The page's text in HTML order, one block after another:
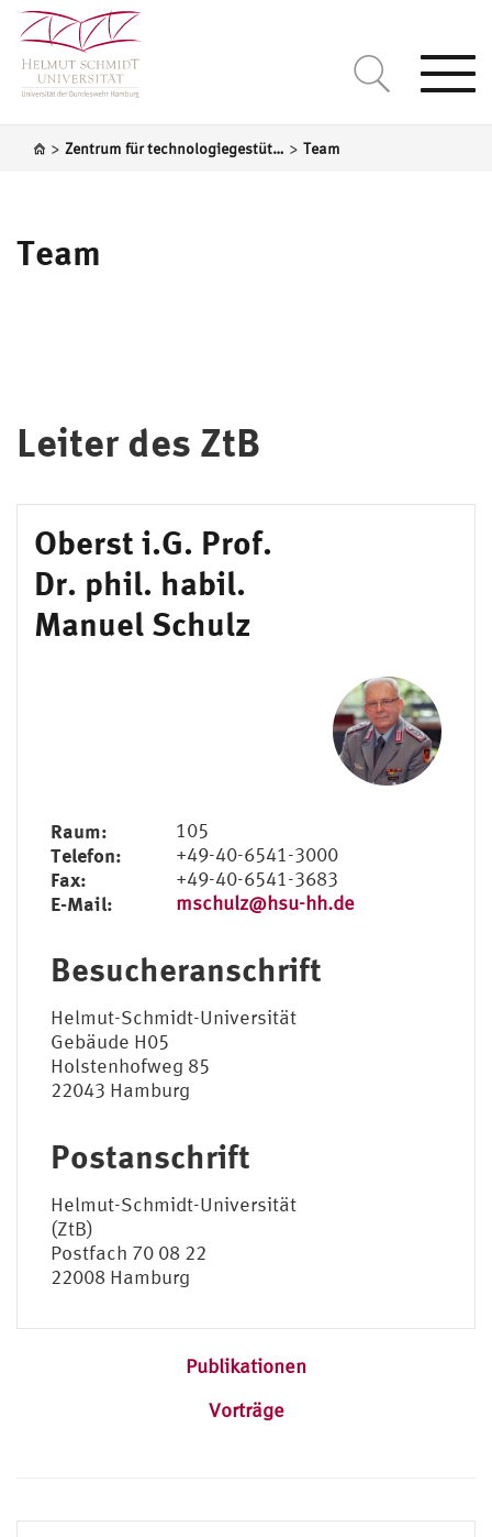
> Zentrum für technologiegestützte Bildung (ZtB) > Team
Team
Leiter des ZtB
Oberst i.G. Prof.
Dr. phil. habil.
Manuel Schulz
Raum: 105
Telefon: +49-40-6541-3000
Fax: +49-40-6541-3683
E-Mail: mschulz@hsu-hh.de
Besucheranschrift
Helmut-Schmidt-Universität
Gebäude H05
Holstenhofweg 85
22043 Hamburg
Postanschrift
Helmut-Schmidt-Universität
(ZtB)
Postfach 70 08 22
22008 Hamburg
Publikationen
Vorträge